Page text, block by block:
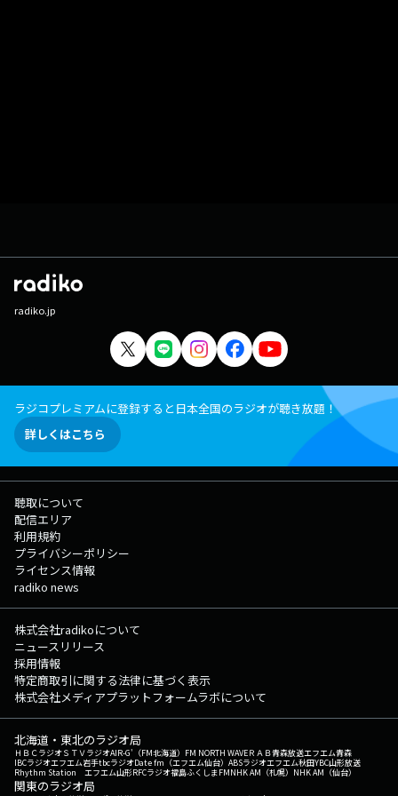
radiko.jp
ラジコプレミアムに登録すると日本全国のラジオが聴き放題！
詳しくはこちら
聴取について
配信エリア
利用規約
プライバシーポリシー
ライセンス情報
radiko news
株式会社radikoについて
ニュースリリース
採用情報
特定商取引に関する法律に基づく表示
株式会社メディアプラットフォームラボについて
北海道・東北のラジオ局
ＨＢＣラジオＳＴＶラジオAIR-G'（FM北海道） FM NORTH WAVEＲＡＢ青森放送エフエム青森
IBCラジオエフエム岩手tbcラジオDate fm（エフエム仙台） ABSラジオエフエム秋田YBC山形放送
Rhythm Station エフエム山形RFCラジオ福島ふくしまFMNHK AM（札幌） NHK AM（仙台）
関東のラジオ局